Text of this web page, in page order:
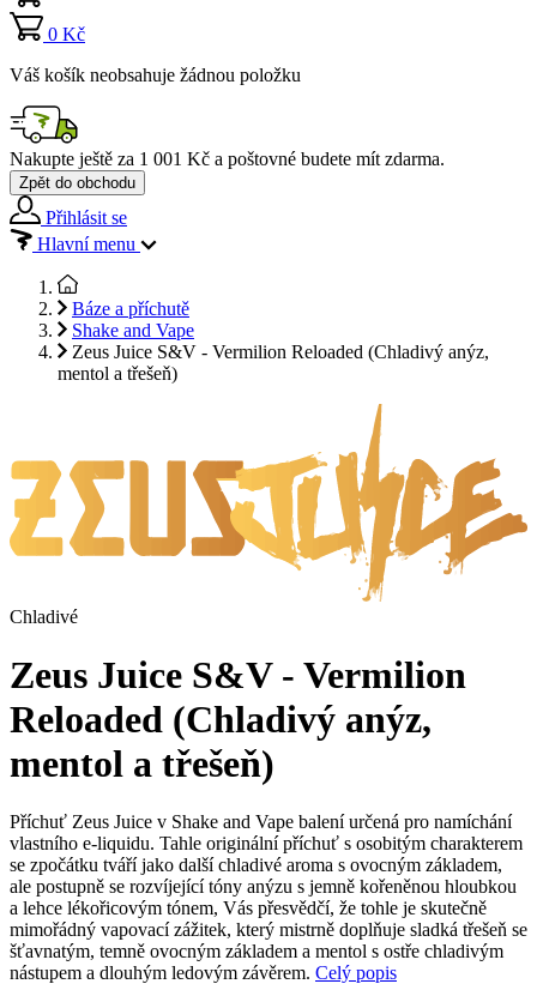
0 Kč
Váš košík neobsahuje žádnou položku
Nakupte ještě za 1 001 Kč a poštovné budete mít zdarma.
Zpět do obchodu
Přihlásit se
Hlavní menu
Báze a příchutě
Shake and Vape
Zeus Juice S&V - Vermilion Reloaded (Chladivý anýz,
mentol a třešeň)
Chladivé
Zeus Juice S&V - Vermilion
Reloaded (Chladivý anýz,
mentol a třešeň)
Příchuť Zeus Juice v Shake and Vape balení určená pro namíchání
vlastního e-liquidu. Tahle originální příchuť s osobitým charakterem
se zpočátku tváří jako další chladivé aroma s ovocným základem,
ale postupně se rozvíjející tóny anýzu s jemně kořeněnou hloubkou
a lehce lékořicovým tónem, Vás přesvědčí, že tohle je skutečně
mimořádný vapovací zážitek, který mistrně doplňuje sladká třešeň se
šťavnatým, temně ovocným základem a mentol s ostře chladivým
nástupem a dlouhým ledovým závěrem. Celý popis